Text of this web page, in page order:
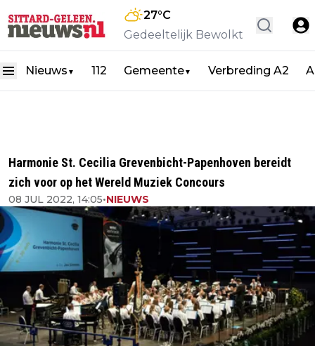
27°C
Gedeeltelijk Bewolkt
Nieuws ▼ 112 Gemeente▼ Verbreding A2
Harmonie St. Cecilia Grevenbicht-Papenhoven bereidt
zich voor op het Wereld Muziek Concours
08 JUL 2022, 14:05•NIEUWS